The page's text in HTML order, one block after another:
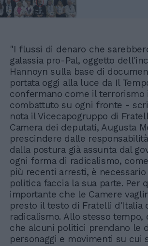
"I flussi di denaro che
galassia pro-Pal, oggetto
Hannoyn sulla base di
portata oggi alla luce da Il
confermano come il terrorismo
combattuto su ogni fronte -
nota il Vicecapogruppo di
Camera dei deputati, Augusta
prescindere dalle
dalla postura già assunta dal
ogni forma di radicalismo,
più recenti arresti, è
politica faccia la sua parte. Per
importante che le Camere
presto il testo di Fratelli d'Italia
radicalismo. Allo stesso tempo,
che alcuni politici prendano le
personaggi e movimenti su cui